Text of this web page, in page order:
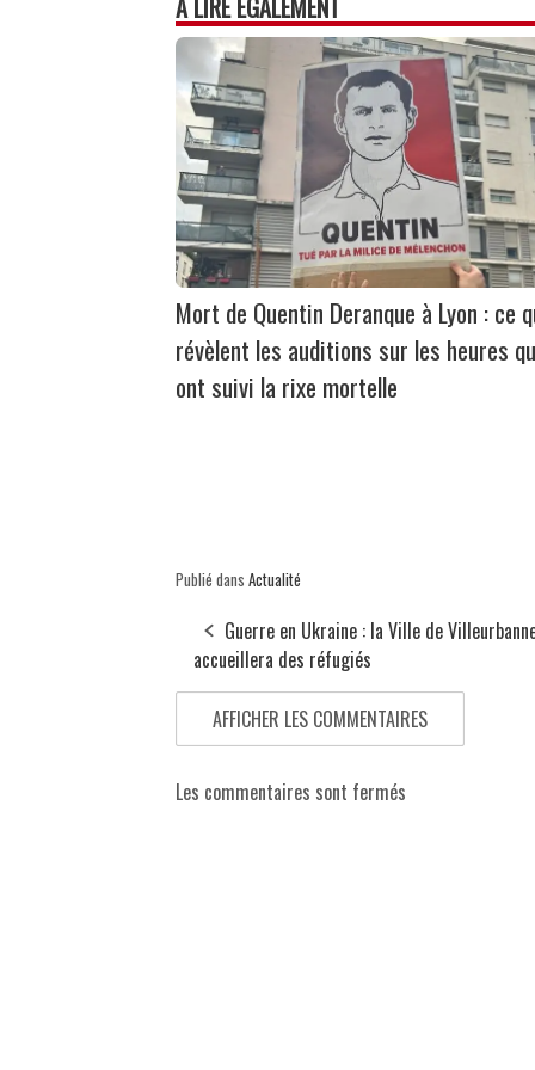
Mort de Quentin Deranque à Lyon : ce
révèlent les auditions sur les heures
ont suivi la rixe mortelle
Publié dans Actualité
Guerre en Ukraine : la Ville de
accueillera des réfugiés
AFFICHER LES COMMENTAIRES
Les commentaires sont fermés